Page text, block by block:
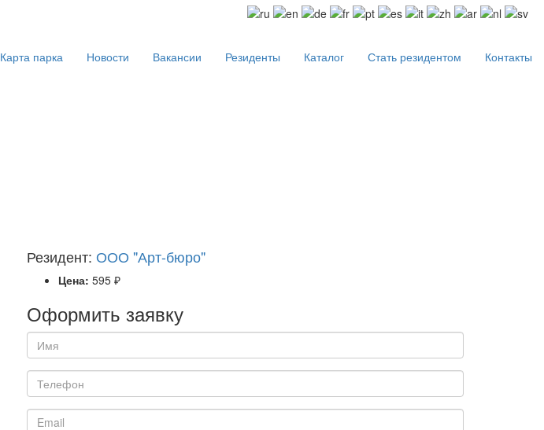
Карта парка Новости Вакансии Резиденты Каталог Стать резидентом
Контакты
Резидент: ООО "Арт-бюро"
Цена: 595 ₽
Оформить заявку